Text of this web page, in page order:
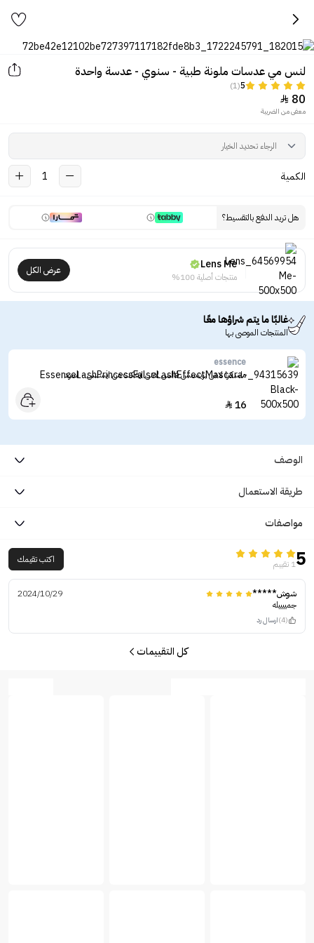
لنس مي عدسات ملونة طبية - سنوي - عدسة واحدة
5
(1)
80

معفى من الضريبة
الكمية 1
هل تريد الدفع بالتقسيط؟
Lens Me
منتجات أصلية 100%
عرض الكل
غالبًا ما يتم شراؤها معًا
المنتجات الموصى بها
essence
ماسكرا لاش برينسس فالس لاش ايفكت من ايسنس - اسود
16

الوصف
طريقة الاستعمال
مواصفات
51 تقييم اكتب تقيمك
شوش*****
2024/10/29
جمييييله
(4) ارسال رد
كل التقييمات